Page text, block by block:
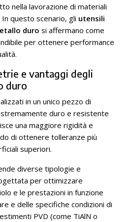
nella lavorazione di materiali
questo scenario, gli utensili
duro si affermano come
per ottenere performance
e vantaggi degli
duro
in un unico pezzo di
duro e resistente
una maggiore rigidità e
di ottenere tolleranze più
superiori.
diverse tipologie e
per ottimizzare
e le prestazioni in funzione
e delle specifiche condizioni di
PVD (come TiAlN o